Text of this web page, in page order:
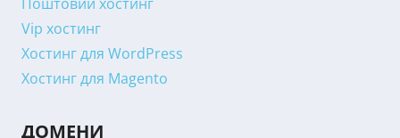
Vip хостинг
Хостинг для WordPress
Хостинг для Magento
ДОМЕНИ